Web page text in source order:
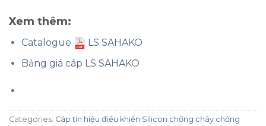
Xem thêm:
Catalogue
LS SAHAKO
Bảng giá cáp LS SAHAKO
Categories: Cáp tín hiệu điều khiển Silicon chống cháy chống